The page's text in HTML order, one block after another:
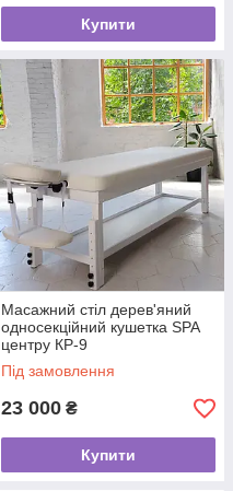
Купити
Масажний стіл дерев'яний
односекційний кушетка SPA
центру КР-9
White&SNOW_ST
Під замовлення
23 000 ₴
Купити